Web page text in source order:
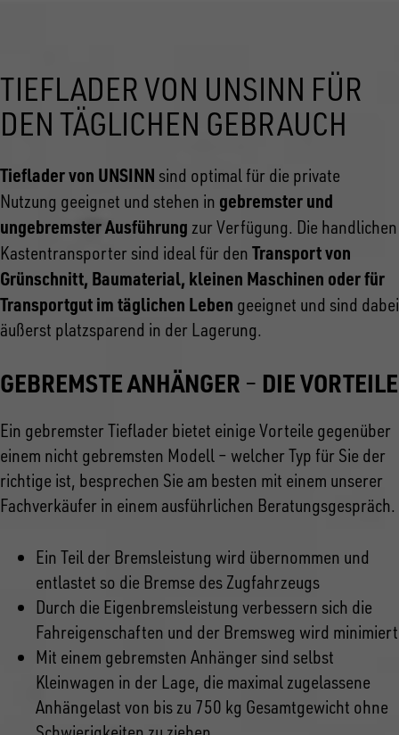
TIEFLADER VON UNSINN FÜR
DEN TÄGLICHEN GEBRAUCH
Tieflader von UNSINN sind optimal für die private
Nutzung geeignet und stehen in gebremster und
ungebremster Ausführung zur Verfügung. Die handlichen
Kastentransporter sind ideal für den Transport von
Grünschnitt, Baumaterial, kleinen Maschinen oder für
Transportgut im täglichen Leben geeignet und sind dabei
äußerst platzsparend in der Lagerung.
GEBREMSTE ANHÄNGER – DIE VORTEILE
Ein gebremster Tieflader bietet einige Vorteile gegenüber
einem nicht gebremsten Modell – welcher Typ für Sie der
richtige ist, besprechen Sie am besten mit einem unserer
Fachverkäufer in einem ausführlichen Beratungsgespräch.
Ein Teil der Bremsleistung wird übernommen und
entlastet so die Bremse des Zugfahrzeugs
Durch die Eigenbremsleistung verbessern sich die
Fahreigenschaften und der Bremsweg wird minimiert
Mit einem gebremsten Anhänger sind selbst
Kleinwagen in der Lage, die maximal zugelassene
Anhängelast von bis zu 750 kg Gesamtgewicht ohne